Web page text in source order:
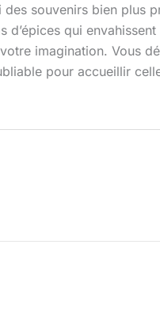
des souvenirs bien plus
d’épices qui
imagination. Vous
pour accueillir